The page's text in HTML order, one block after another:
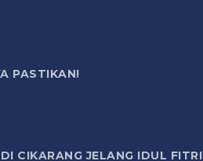
PASTIKAN!
CIKARANG JELANG IDUL FITRI